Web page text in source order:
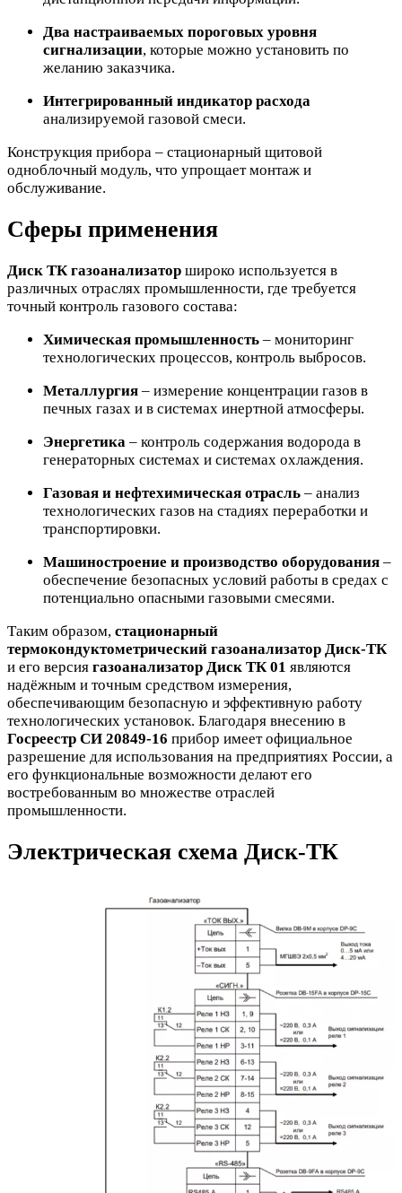
Два настраиваемых пороговых уровня
сигнализации, которые можно установить по
желанию заказчика.
Интегрированный индикатор расхода
анализируемой газовой смеси.
Конструкция прибора – стационарный щитовой
одноблочный модуль, что упрощает монтаж и
обслуживание.
Сферы применения
Диск ТК газоанализатор широко используется в
различных отраслях промышленности, где требуется
точный контроль газового состава:
Химическая промышленность – мониторинг
технологических процессов, контроль выбросов.
Металлургия – измерение концентрации газов в
печных газах и в системах инертной атмосферы.
Энергетика – контроль содержания водорода в
генераторных системах и системах охлаждения.
Газовая и нефтехимическая отрасль – анализ
технологических газов на стадиях переработки и
транспортировки.
Машиностроение и производство оборудования –
обеспечение безопасных условий работы в средах с
потенциально опасными газовыми смесями.
Таким образом, стационарный
термокондуктометрический газоанализатор Диск-ТК
и его версия газоанализатор Диск ТК 01 являются
надёжным и точным средством измерения,
обеспечивающим безопасную и эффективную работу
технологических установок. Благодаря внесению в
Госреестр СИ 20849-16 прибор имеет официальное
разрешение для использования на предприятиях России, а
его функциональные возможности делают его
востребованным во множестве отраслей
промышленности.
Электрическая схема Диск-ТК